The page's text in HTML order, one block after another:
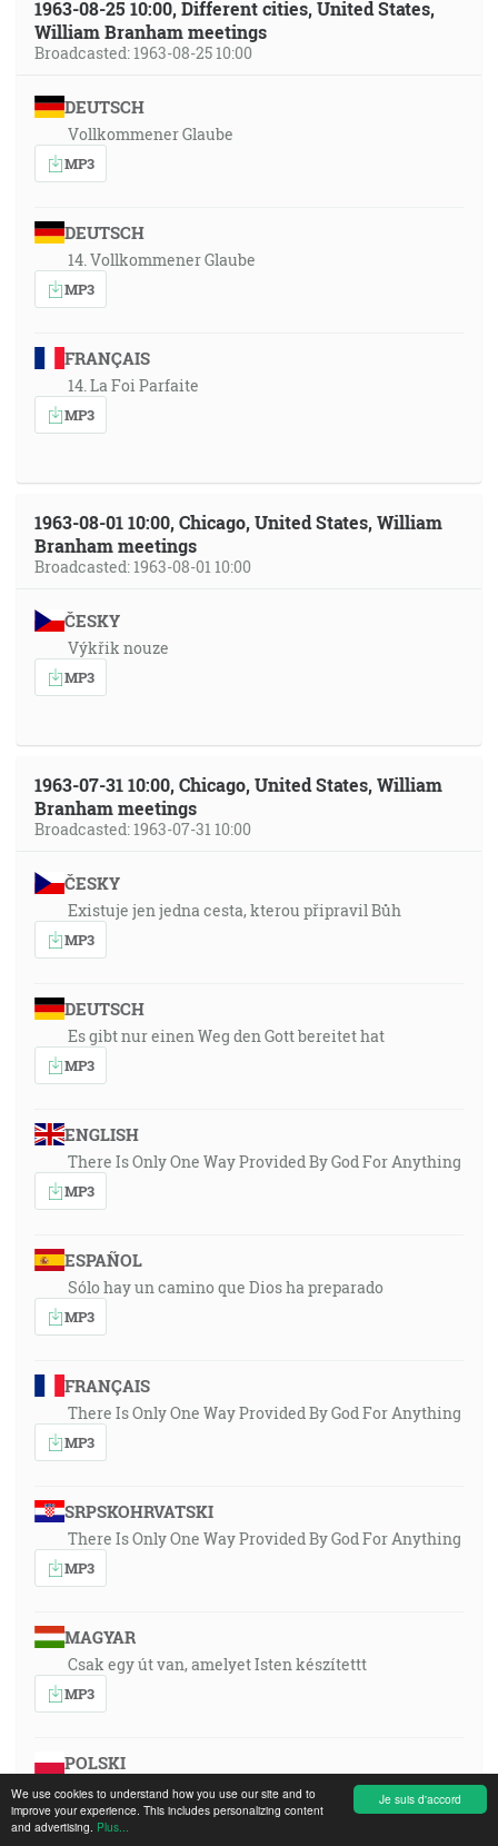
Je suis d'accord
We use cookies to understand how you use our site and to
improve your experience. This includes personalizing content
and advertising. Plus...
1963-08-25 10:00, Different cities, United States,
William Branham meetings
Broadcasted: 1963-08-25 10:00
DEUTSCH
Vollkommener Glaube
MP3
DEUTSCH
14. Vollkommener Glaube
MP3
FRANÇAIS
14. La Foi Parfaite
MP3
1963-08-01 10:00, Chicago, United States, William
Branham meetings
Broadcasted: 1963-08-01 10:00
ČESKY
Výkřik nouze
MP3
1963-07-31 10:00, Chicago, United States, William
Branham meetings
Broadcasted: 1963-07-31 10:00
ČESKY
Existuje jen jedna cesta, kterou připravil Bůh
MP3
DEUTSCH
Es gibt nur einen Weg den Gott bereitet hat
MP3
ENGLISH
There Is Only One Way Provided By God For Anything
MP3
ESPAÑOL
Sólo hay un camino que Dios ha preparado
MP3
FRANÇAIS
There Is Only One Way Provided By God For Anything
MP3
SRPSKOHRVATSKI
There Is Only One Way Provided By God For Anything
MP3
MAGYAR
Csak egy út van, amelyet Isten készítettt
MP3
POLSKI
Jest tylko jedna droga którą Bóg przygotował
MP3